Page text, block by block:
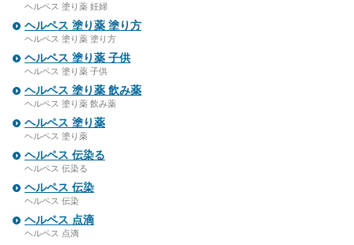
ヘルペス 塗り薬 妊婦
ヘルペス 塗り薬 塗り方
ヘルペス 塗り薬 塗り方
ヘルペス 塗り薬 子供
ヘルペス 塗り薬 子供
ヘルペス 塗り薬 飲み薬
ヘルペス 塗り薬 飲み薬
ヘルペス 塗り薬
ヘルペス 塗り薬
ヘルペス 伝染る
ヘルペス 伝染る
ヘルペス 伝染
ヘルペス 伝染
ヘルペス 点滴
ヘルペス 点滴